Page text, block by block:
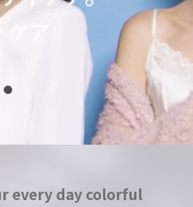
every day colorful